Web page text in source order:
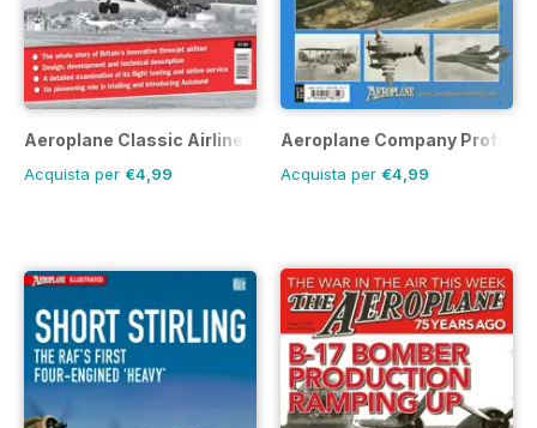
Aeroplane Classic Airliner
Acquista per €4,99
Aeroplane Company Profile
Acquista per €4,99